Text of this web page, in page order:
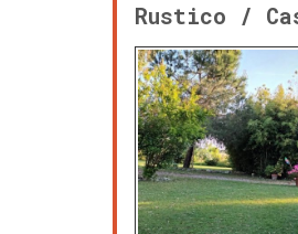
Rustico /